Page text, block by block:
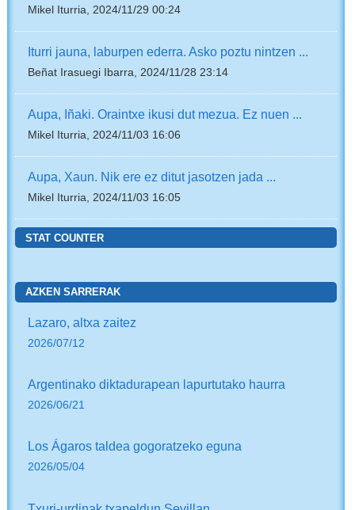
Mikel Iturria, 2024/11/29 00:24
Iturri jauna, laburpen ederra. Asko poztu nintzen ...
Beñat Irasuegi Ibarra, 2024/11/28 23:14
Aupa, Iñaki. Oraintxe ikusi dut mezua. Ez nuen ...
Mikel Iturria, 2024/11/03 16:06
Aupa, Xaun. Nik ere ez ditut jasotzen jada ...
Mikel Iturria, 2024/11/03 16:05
STAT COUNTER
AZKEN SARRERAK
Lazaro, altxa zaitez
2026/07/12
Argentinako diktadurapean lapurtutako haurra
2026/06/21
Los Ágaros taldea gogoratzeko eguna
2026/05/04